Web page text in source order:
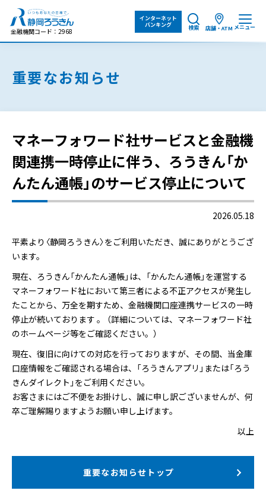
金融機関コード：2968
インターネット
バンキング
検索 店舗・ATM メニュー
重要なお知らせ
マネーフォワード社サービスと金融機
関連携一時停止に伴う、ろうきん「か
んたん通帳」のサービス停止について
2026.05.18
平素より〈静岡ろうきん〉をご利用いただき、誠にありがとうござ
います。
現在、ろうきん「かんたん通帳」は、「かんたん通帳」を運営する
マネーフォワード社において第三者による不正アクセスが発生し
たことから、万全を期すため、金融機関口座連携サービスの一時
停止が続いております 。 （詳細については、マネーフォワード社
のホームページ等をご確認ください。）
現在、復旧に向けての対応を行っておりますが、その間、当金庫
口座情報をご確認される場合は、「ろうきんアプリ」または「ろう
きんダイレクト」をご利用ください。
お客さまにはご不便をお掛けし、誠に申し訳ございませんが、何
卒ご理解賜りますようお願い申し上げます。
以上
重要なお知らせトップ